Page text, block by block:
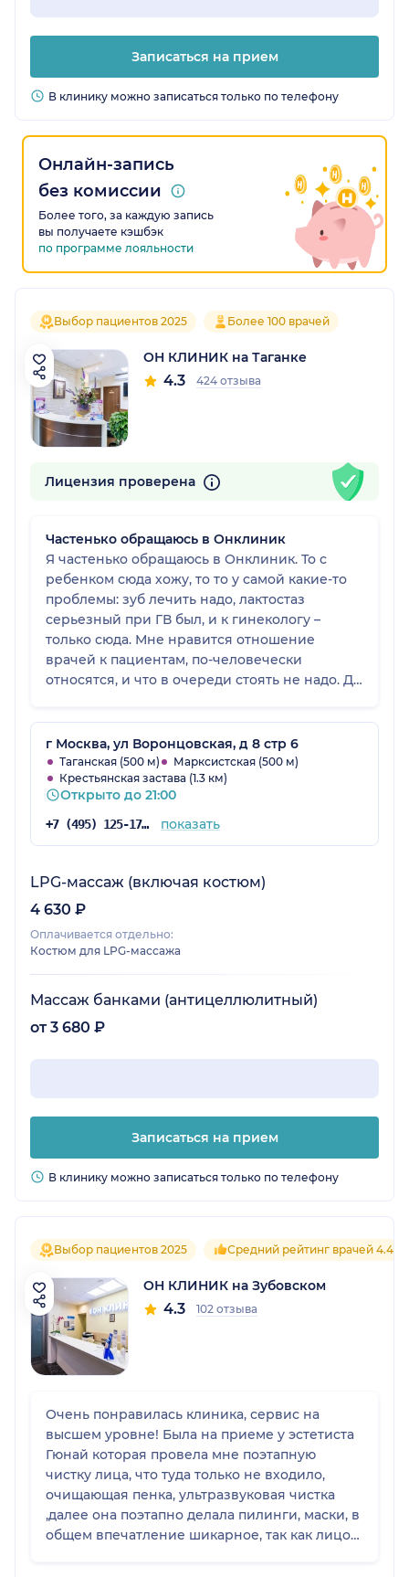
Записаться на прием
В клинику можно записаться только по телефону
Онлайн-запись
без комиссии
Более того, за каждую запись
вы получаете кэшбэк
по программе лояльности
Выбор пациентов 2025 Более 100 врачей
ОН КЛИНИК на Таганке
4.3 424 отзыва
Лицензия проверена
Частенько обращаюсь в Онклиник
Я частенько обращаюсь в Онклиник. То с
ребенком сюда хожу, то то у самой какие-то
проблемы: зуб лечить надо, лактостаз
серьезный при ГВ был, и к гинекологу –
только сюда. Мне нравится отношение
врачей к пациентам, по-человечески
относятся, и что в очереди стоять не надо. Да
приятно находиться, хоть и в больнице.
Оборудование у них только новейшее, и все
процедуры можно на месте пройти. И
гигиена на высшем уровне. Ну а что деньги
платить надо, так и в поликлинике платят, это
только на словах у нас бесплатная медицина.
г Москва, ул Воронцовская, д 8 стр 6
Таганская (500 м)
Марксистская (500 м)
Крестьянская застава (1.3 км)
Открыто до 21:00
+7 (495) 125-17-00 показать
LPG-массаж (включая костюм)
4 630 ₽
Оплачивается отдельно:
Костюм для LPG-массажа
Массаж банками (антицеллюлитный)
от 3 680 ₽
Записаться на прием
В клинику можно записаться только по телефону
Выбор пациентов 2025 Средний рейтинг врачей 4.4
ОН КЛИНИК на Зубовском
4.3 102 отзыва
Очень понравилась клиника, сервис на
высшем уровне! Была на приеме у эстетиста
Гюнай которая провела мне поэтапную
чистку лица, что туда только не входило,
очищающая пенка, ультразвуковая чистка
,далее она поэтапно делала пилинги, маски, в
общем впечатление шикарное, так как лицо